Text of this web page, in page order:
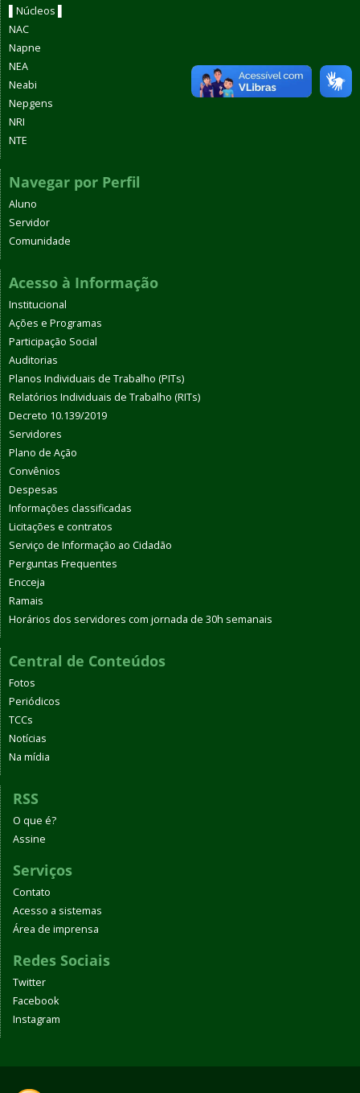
▌Núcleos ▌
NAC
Napne
NEA
Neabi
Nepgens
NRI
NTE
Navegar por Perfil
Aluno
Servidor
Comunidade
Acesso à Informação
Institucional
Ações e Programas
Participação Social
Auditorias
Planos Individuais de Trabalho (PITs)
Relatórios Individuais de Trabalho (RITs)
Decreto 10.139/2019
Servidores
Plano de Ação
Convênios
Despesas
Informações classificadas
Licitações e contratos
Serviço de Informação ao Cidadão
Perguntas Frequentes
Encceja
Ramais
Horários dos servidores com jornada de 30h semanais
Central de Conteúdos
Fotos
Periódicos
TCCs
Notícias
Na mídia
RSS
O que é?
Assine
Serviços
Contato
Acesso a sistemas
Área de imprensa
Redes Sociais
Twitter
Facebook
Instagram